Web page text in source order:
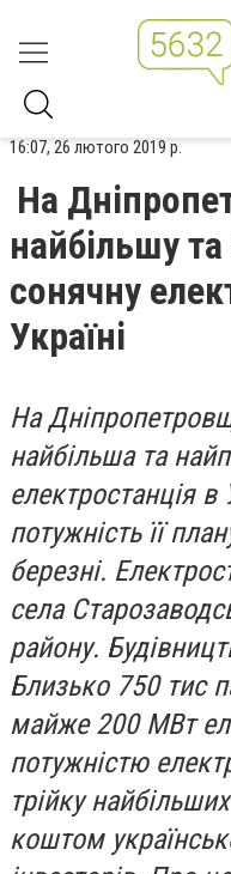
16:07, 26 лютого 2019 р.
На
найбільшу
сонячну
Україні
На
найбільша та
електростанція в
потужність її
березні.
села
району.
Близько 750 тис
майже 200 МВт
потужністю
трійку
коштом